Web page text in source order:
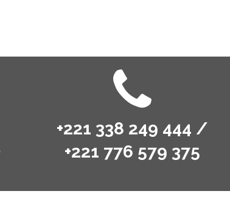
+221 338 249 444 /
+221 776 579 375